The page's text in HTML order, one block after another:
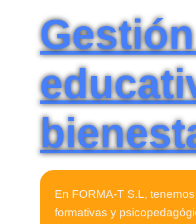
En FORMA-T S.L,
formativas y